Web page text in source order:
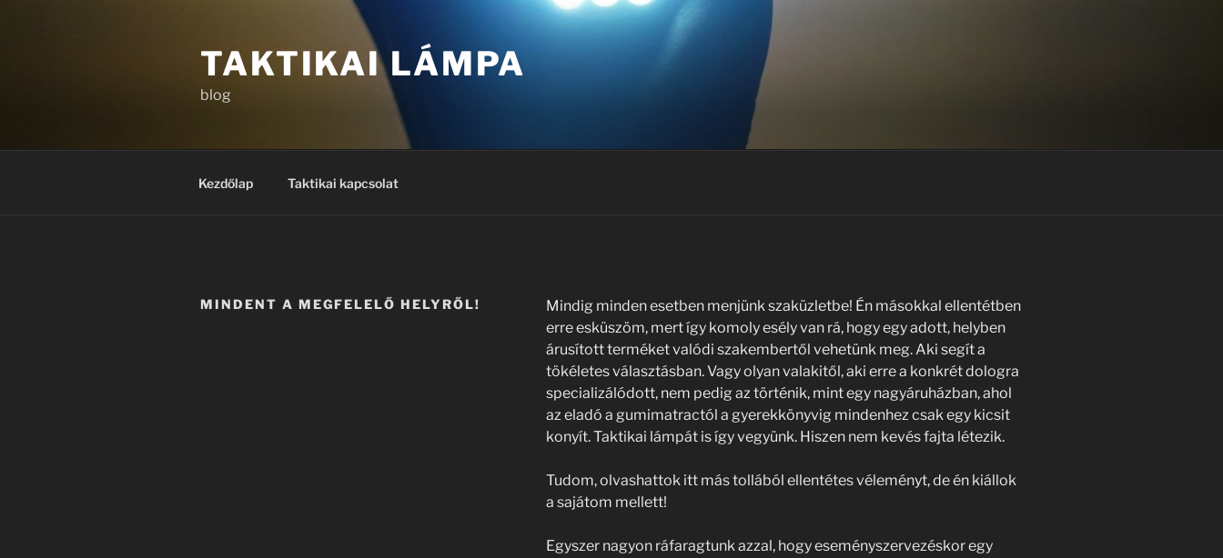
TAKTIKAI LÁMPA
blog
Kezdőlap Taktikai kapcsolat
MINDENT A MEGFELELŐ HELYRŐL!
Mindig minden esetben menjünk szaküzletbe! Én másokkal ellentétben
erre esküszöm, mert így komoly esély van rá, hogy egy adott, helyben
árusított terméket valódi szakembertől vehetünk meg. Aki segít a
tökéletes választásban. Vagy olyan valakitől, aki erre a konkrét dologra
specializálódott, nem pedig az történik, mint egy nagyáruházban, ahol
az eladó a gumimatractól a gyerekkönyvig mindenhez csak egy kicsit
konyít. Taktikai lámpát is így vegyünk. Hiszen nem kevés fajta létezik.
Tudom, olvashattok itt más tollából ellentétes véleményt, de én kiállok
a sajátom mellett!
Egyszer nagyon ráfaragtunk azzal, hogy eseményszervezéskor egy